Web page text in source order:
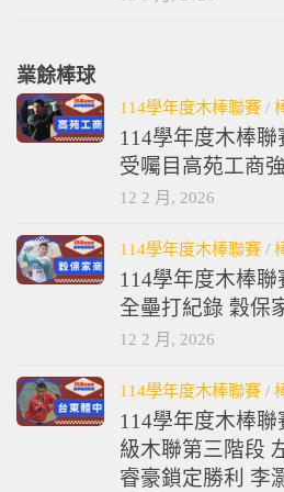
業餘棒球
114學年度木棒聯賽 /
114學年度木棒
受囑目高苑工商
12 2 月, 2026
114學年度木棒聯賽 /
114學年度木棒
全壘打紀錄 穀保
12 2 月, 2026
114學年度木棒聯賽 /
114學年度木棒
級木聯第三階段
睿豪鎖定勝利 李